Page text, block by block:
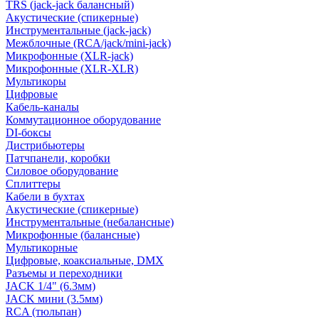
TRS (jack-jack балансный)
Акустические (спикерные)
Инструментальные (jack-jack)
Межблочные (RCA/jack/mini-jack)
Микрофонные (XLR-jack)
Микрофонные (XLR-XLR)
Мультикоры
Цифровые
Кабель-каналы
Коммутационное оборудование
DI-боксы
Дистрибьютеры
Патчпанели, коробки
Силовое оборудование
Сплиттеры
Кабели в бухтах
Акустические (спикерные)
Инструментальные (небалансные)
Микрофонные (балансные)
Мультикорные
Цифровые, коаксиальные, DMX
Разъемы и переходники
JACK 1/4" (6.3мм)
JACK мини (3.5мм)
RCA (тюльпан)